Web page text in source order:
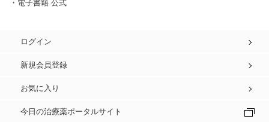
・電子書籍 公式
ログイン
新規会員登録
お気に入り
今日の治療薬ポータルサイト